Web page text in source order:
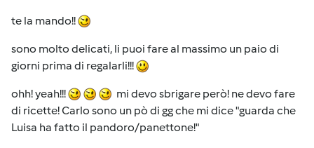
te la mando!!
sono molto delicati, li puoi fare al massimo un paio di
giorni prima di regalarli!!!
ohh! yeah!!!
mi devo sbrigare però! ne devo fare
di ricette! Carlo sono un pò di gg che mi dice "guarda che
Luisa ha fatto il pandoro/panettone!"